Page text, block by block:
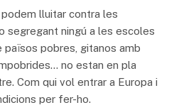
lluitar contra les
segregant ningú a les escoles
països pobres, gitanos amb
no estan en pla
Com qui vol entrar a Europa i
per fer-ho.